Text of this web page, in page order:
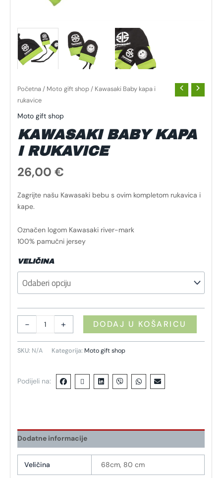
Početna / Moto gift shop / Kawasaki Baby kapa i
rukavice
Moto gift shop
KAWASAKI BABY KAPA
I RUKAVICE
26,00 €
Zagrijte našu Kawasaki bebu s ovim kompletom rukavica i
kape.
Označen logom Kawasaki river-mark
100% pamučni jersey
VELIČINA
- + DODAJ U KOŠARICU
SKU: N/A Kategorija: Moto gift shop
Podijeli na:
Dodatne informacije
Veličina 68cm, 80 cm